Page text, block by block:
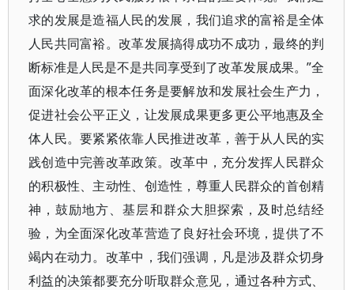
求的发展是造福人民的发展，我们追求的富裕是全体
人民共同富裕。改革发展搞得成功不成功，最终的判
断标准是人民是不是共同享受到了改革发展成果。”全
面深化改革的根本任务是要解放和发展社会生产力，
促进社会公平正义，让发展成果更多更公平地惠及全
体人民。要紧紧依靠人民推进改革，善于从人民的实
践创造中完善改革政策。改革中，充分发挥人民群众
的积极性、主动性、创造性，尊重人民群众的首创精
神，鼓励地方、基层和群众大胆探索，及时总结经
验，为全面深化改革营造了良好社会环境，提供了不
竭内在动力。改革中，我们强调，凡是涉及群众切身
利益的决策都要充分听取群众意见，通过各种方式、